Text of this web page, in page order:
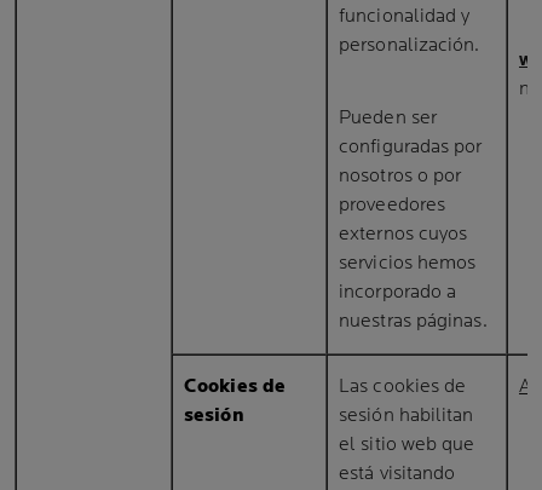
funcionalidad y
personalización.
Pueden ser
configuradas por
nosotros o por
proveedores
externos cuyos
servicios hemos
incorporado a
nuestras páginas.
Cookies de
sesión
Las cookies de
sesión habilitan
el sitio web que
está visitando